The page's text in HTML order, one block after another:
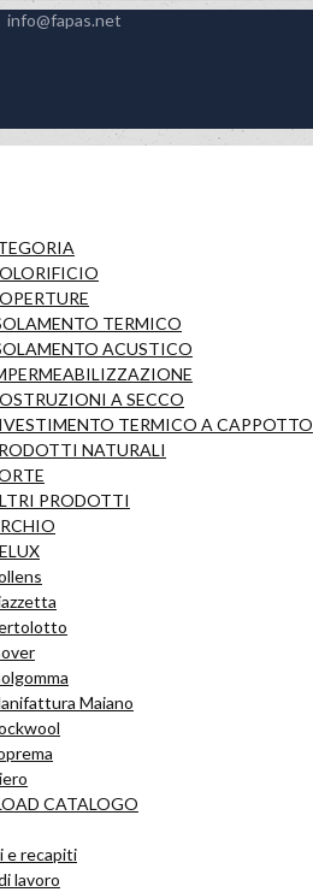
info@fapas.net
TERMICO
ACUSTICO
A SECCO
TERMICO A CAPPOTTO
NATURALI
PRODOTTI
Maiano
CATALOGO
e recapiti
lavoro